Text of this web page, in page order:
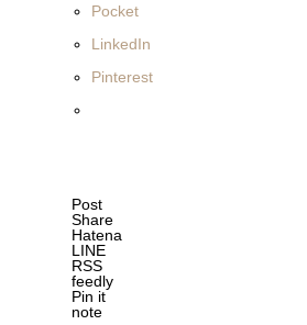
Pocket
LinkedIn
Pinterest
Post
Share
Hatena
LINE
RSS
feedly
Pin it
note